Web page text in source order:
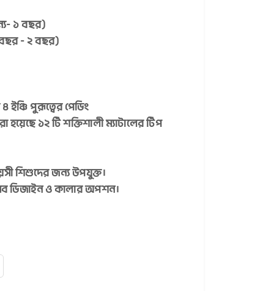
১ বছর)
বছর - ২ বছর)
ইঞ্চি পুরূত্বের পেডিং
১২ টি শক্তিশালী ম্যাটালের টিপ
শিশুদের জন্য উপযুক্ত।
ডিজাইন ও কালার অপশন।